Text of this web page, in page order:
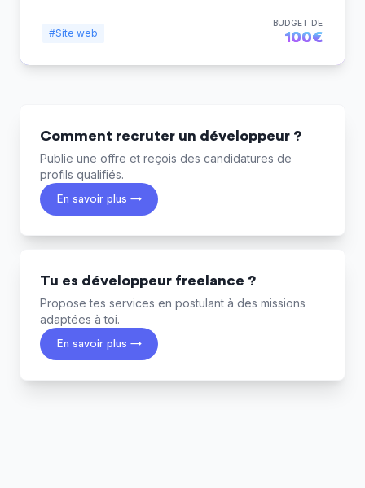
#Site web
BUDGET DE
100€
Comment recruter un développeur ?
Publie une offre et reçois des candidatures de
profils qualifiés.
En savoir plus →
Tu es développeur freelance ?
Propose tes services en postulant à des missions
adaptées à toi.
En savoir plus →